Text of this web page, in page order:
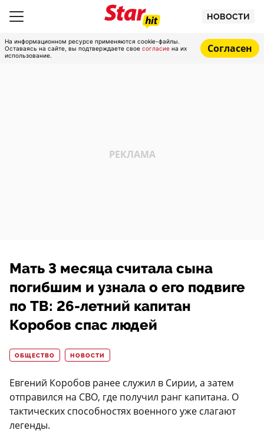
НОВОСТИ
На информационном ресурсе применяются cookie-файлы.
Оставаясь на сайте, вы подтверждаете свое согласие на их
использование.
Согласен
Мать 3 месяца считала сына
погибшим и узнала о его подвиге
по ТВ: 26-летний капитан
Коробов спас людей
ОБЩЕСТВО НОВОСТИ
Евгений Коробов ранее служил в Сирии, а затем
отправился на СВО, где получил ранг капитана. О
тактических способностях военного уже слагают
легенды.